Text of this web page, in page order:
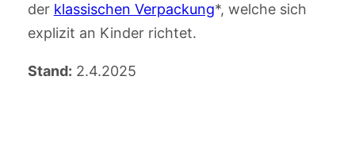
der klassischen Verpackung*, welche sich
explizit an Kinder richtet.
Stand: 2.4.2025